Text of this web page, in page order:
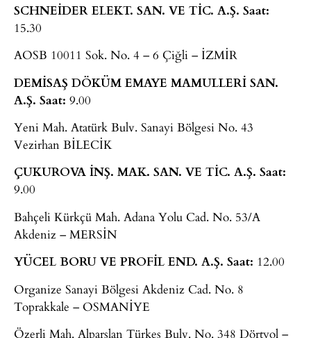
SCHNEİDER ELEKT. SAN. VE TİC. A.Ş. Saat:
15.30
AOSB 10011 Sok. No. 4 – 6 Çiğli – İZMİR
DEMİSAŞ DÖKÜM EMAYE MAMULLERİ SAN.
A.Ş. Saat: 9.00
Yeni Mah. Atatürk Bulv. Sanayi Bölgesi No. 43
Vezirhan BİLECİK
ÇUKUROVA İNŞ. MAK. SAN. VE TİC. A.Ş. Saat:
9.00
Bahçeli Kürkçü Mah. Adana Yolu Cad. No. 53/A
Akdeniz – MERSİN
YÜCEL BORU VE PROFİL END. A.Ş. Saat: 12.00
Organize Sanayi Bölgesi Akdeniz Cad. No. 8
Toprakkale – OSMANİYE
Özerli Mah. Alparslan Türkeş Bulv. No. 348 Dörtyol –